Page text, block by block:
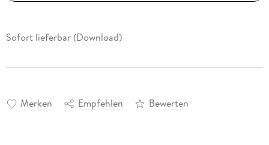
Sofort lieferbar (Download)
Merken Empfehlen Bewerten